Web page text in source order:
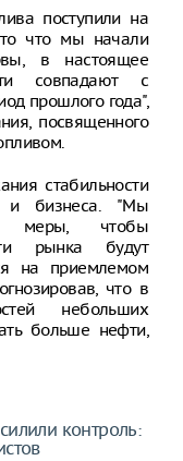
поступили на
что мы начали
в настоящее
совпадают с
прошлого года",
посвященного
стабильности
и бизнеса. "Мы
меры, чтобы
рынка будут
на приемлемом
что в
небольших
больше нефти,
контроль: